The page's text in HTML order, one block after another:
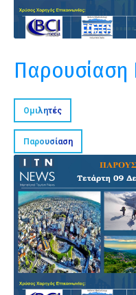
Παρουσίαση
Ομιλητές
Παρουσίαση